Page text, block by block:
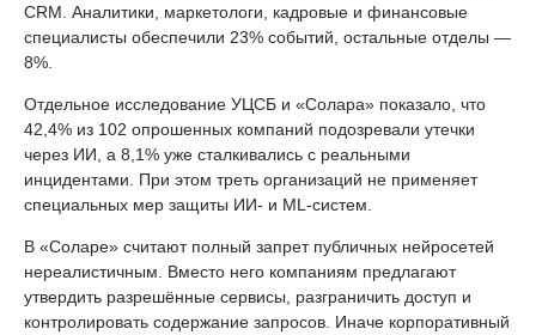
CRM. Аналитики, маркетологи, кадровые и финансовые
специалисты обеспечили 23% событий, остальные отделы —
8%.
Отдельное исследование УЦСБ и «Солара» показало, что
42,4% из 102 опрошенных компаний подозревали утечки
через ИИ, а 8,1% уже сталкивались с реальными
инцидентами. При этом треть организаций не применяет
специальных мер защиты ИИ- и ML-систем.
В «Соларе» считают полный запрет публичных нейросетей
нереалистичным. Вместо него компаниям предлагают
утвердить разрешённые сервисы, разграничить доступ и
контролировать содержание запросов. Иначе корпоративный